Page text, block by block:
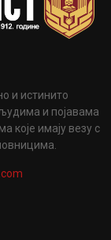
и истинито
и појавама
које имају везу с